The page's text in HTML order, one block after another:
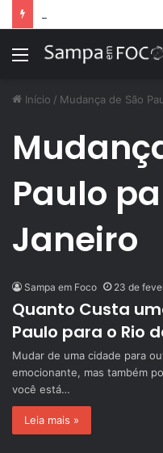
Menu
Início / Mudança de São
Paulo
Janeiro
Sampa em Foco 23 de
Quanto Custa
Paulo para o Rio
Mudar de uma cidade para
emocionante, mas também
você está…
Leia mais »